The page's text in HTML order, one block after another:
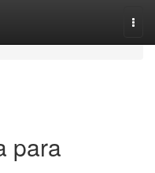
para